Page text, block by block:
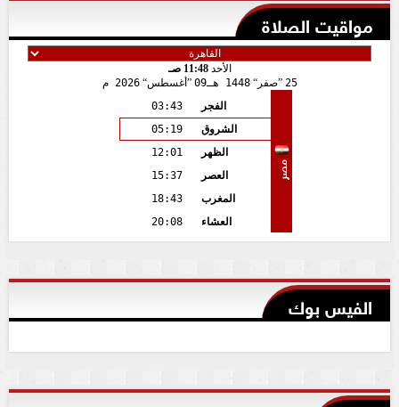
مواقيت الصلاة
الأحد11:48 صـ
25
صفر 1448 هـ 09 أغسطس 2026 م
مصر
الفجر
03:43
الشروق
05:19
الظهر
12:01
العصر
15:37
المغرب
18:43
العشاء
20:08
الفيس بوك